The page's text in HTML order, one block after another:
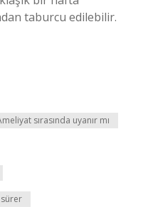
taburcu edilebilir.
sırasında uyanır mı